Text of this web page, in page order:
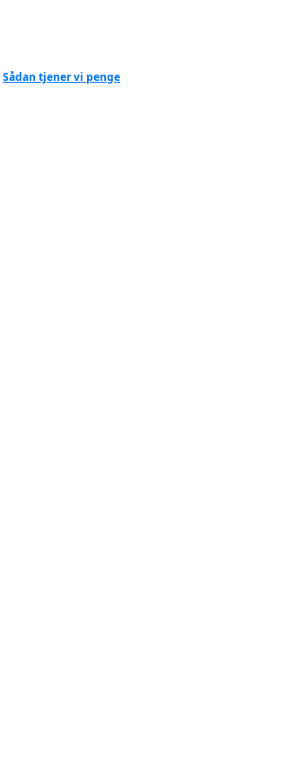
Sådan tjener vi penge